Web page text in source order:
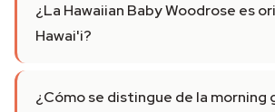
¿La Hawaiian Baby Woodrose es
Hawai'i?
¿Cómo se distingue de la morning